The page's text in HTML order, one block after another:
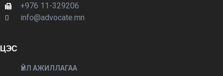
+976 11-329206
info@advocate.mn
ЦЭС
ҮЙЛ АЖИЛЛАГАА